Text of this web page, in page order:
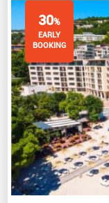
30%
EARLY
BOOKING